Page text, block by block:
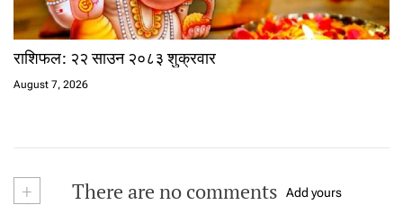
राशिफल: २२ साउन २०८३ शुक्रवार
August 7, 2026
+ There are no comments Add yours